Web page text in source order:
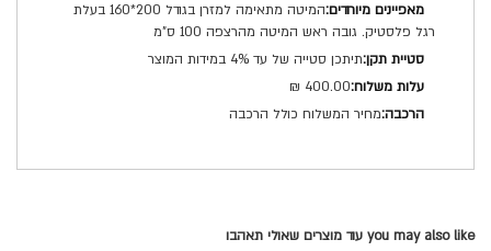
המיטה מתאימה למזרן בגודל 200*160 בעלת
רגל פלסטיק. גובה ראש המיטה מהרצפה 100 ס"מ
תיתכן סטייה של עד 4% במידות המוצר
400.00 ₪
מחיר המשלוח כולל הרכבה
you may also like עוד מוצרים שאולי תאהבו